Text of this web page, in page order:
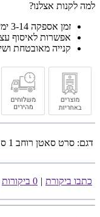
למה לקנות אצלנו?
זמן אספקה 3-14 ימי עסקים
אפשרות לאיסוף
קנייה מאובטחת
דגם: סרט סאטן רוחב 1 ס"מ- זהב
כתבו ביקורת | 0 ביקורות